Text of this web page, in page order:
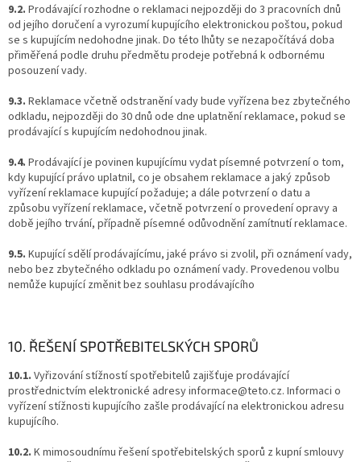
9.2. Prodávající rozhodne o reklamaci nejpozději do 3 pracovních dnů
od jejího doručení a vyrozumí kupujícího elektronickou poštou, pokud
se s kupujícím nedohodne jinak. Do této lhůty se nezapočítává doba
přiměřená podle druhu předmětu prodeje potřebná k odbornému
posouzení vady.
9.3. Reklamace včetně odstranění vady bude vyřízena bez zbytečného
odkladu, nejpozději do 30 dnů ode dne uplatnění reklamace, pokud se
prodávající s kupujícím nedohodnou jinak.
9.4. Prodávající je povinen kupujícímu vydat písemné potvrzení o tom,
kdy kupující právo uplatnil, co je obsahem reklamace a jaký způsob
vyřízení reklamace kupující požaduje; a dále potvrzení o datu a
způsobu vyřízení reklamace, včetně potvrzení o provedení opravy a
době jejího trvání, případně písemné odůvodnění zamítnutí reklamace.
9.5. Kupující sdělí prodávajícímu, jaké právo si zvolil, při oznámení vady,
nebo bez zbytečného odkladu po oznámení vady. Provedenou volbu
nemůže kupující změnit bez souhlasu prodávajícího
10. ŘEŠENÍ SPOTŘEBITELSKÝCH SPORŮ
10.1. Vyřizování stížností spotřebitelů zajišťuje prodávající
prostřednictvím elektronické adresy informace@teto.cz. Informaci o
vyřízení stížnosti kupujícího zašle prodávající na elektronickou adresu
kupujícího.
10.2. K mimosoudnímu řešení spotřebitelských sporů z kupní smlouvy